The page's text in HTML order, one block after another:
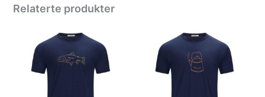
Relaterte produkter